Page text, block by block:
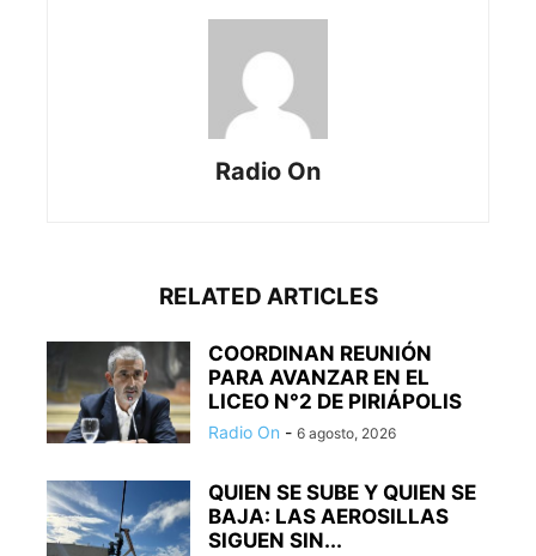
Radio On
RELATED ARTICLES
COORDINAN REUNIÓN
PARA AVANZAR EN EL
LICEO N°2 DE PIRIÁPOLIS
Radio On - 6 agosto, 2026
QUIEN SE SUBE Y QUIEN SE
BAJA: LAS AEROSILLAS
SIGUEN SIN...